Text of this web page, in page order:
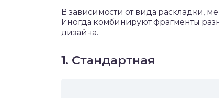
В зависимости от вида раскладки,
Иногда комбинируют фрагменты
дизайна.
1. Стандартная